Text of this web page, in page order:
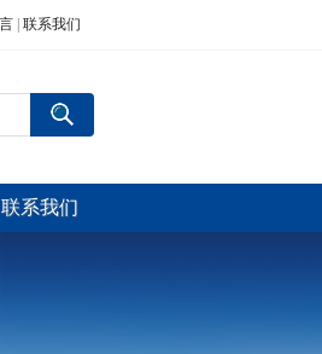
联系我们
联系我们